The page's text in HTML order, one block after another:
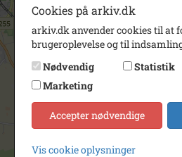
Cookies på arkiv.dk
arkiv.dk anvender cookies til at
brugeroplevelse og til
Nødvendig
Statistik
Marketing
Accepter nødvendige
Vis cookie oplysninger